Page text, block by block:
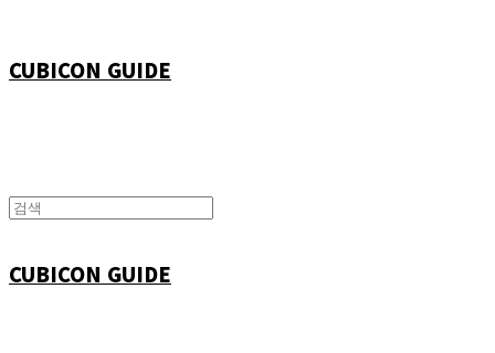
CUBICON GUIDE
CUBICON GUIDE